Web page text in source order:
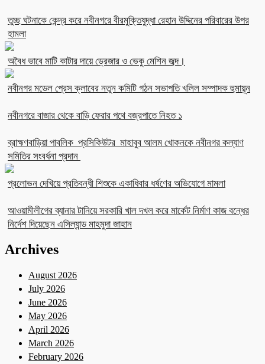
তুচ্ছ ঘটনাকে কেন্দ্র করে নবীনগরে বীরমুক্তিযুদ্ধা রেহান উদ্দিনের পরিবারের উপর
হামলা
অবৈধ ভাবে মাটি কাটার দায়ে ড্রেজার ও ভেকু মেশিন জব্দ।
নবীনগর মডেল প্রেস ক্লাবের নতুন কমিটি গঠন সভাপতি খলিল সম্পাদক হুমায়ূন
নবীনগরে বাজার থেকে বাড়ি ফেরার পথে বজ্রপাতে নিহত ১
ব্রাহ্মণবাড়িয়া পাবলিক প্রসিকিউটর মাহাবুব আলম খোকনকে নবীনগর কল্যাণ
সমিতির সংবর্ধনা প্রদান
প্রলোভন দেখিয়ে প্রতিবন্ধী শিশুকে একাধিবার ধর্ষণের অভিযোগে মামলা
আওয়ামীলীগের ব্যানার টানিয়ে সরকারি খাল দখল করে মার্কেট নির্মাণ কাজ বন্ধের
নির্দেশ দিয়েছেন এসিল্যান্ড মাহমুদা জাহান
Archives
August 2026
July 2026
June 2026
May 2026
April 2026
March 2026
February 2026